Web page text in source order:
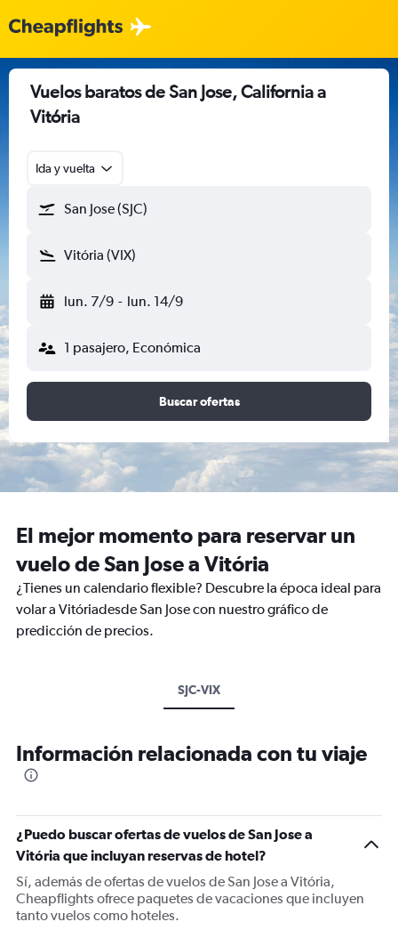
Vuelos baratos de San Jose, California a
Vitória
Ida y vuelta
San Jose (SJC)
Vitória (VIX)
lun. 7/9 - lun. 14/9
1 pasajero, Económica
Buscar ofertas
El mejor momento para reservar un
vuelo de San Jose a Vitória
¿Tienes un calendario flexible? Descubre la época ideal para
volar a Vitóriadesde San Jose con nuestro gráfico de
predicción de precios.
SJC-VIX
Información relacionada con tu viaje
¿Puedo buscar ofertas de vuelos de San Jose a
Vitória que incluyan reservas de hotel?
Sí, además de ofertas de vuelos de San Jose a Vitória,
Cheapflights ofrece paquetes de vacaciones que incluyen
tanto vuelos como hoteles.